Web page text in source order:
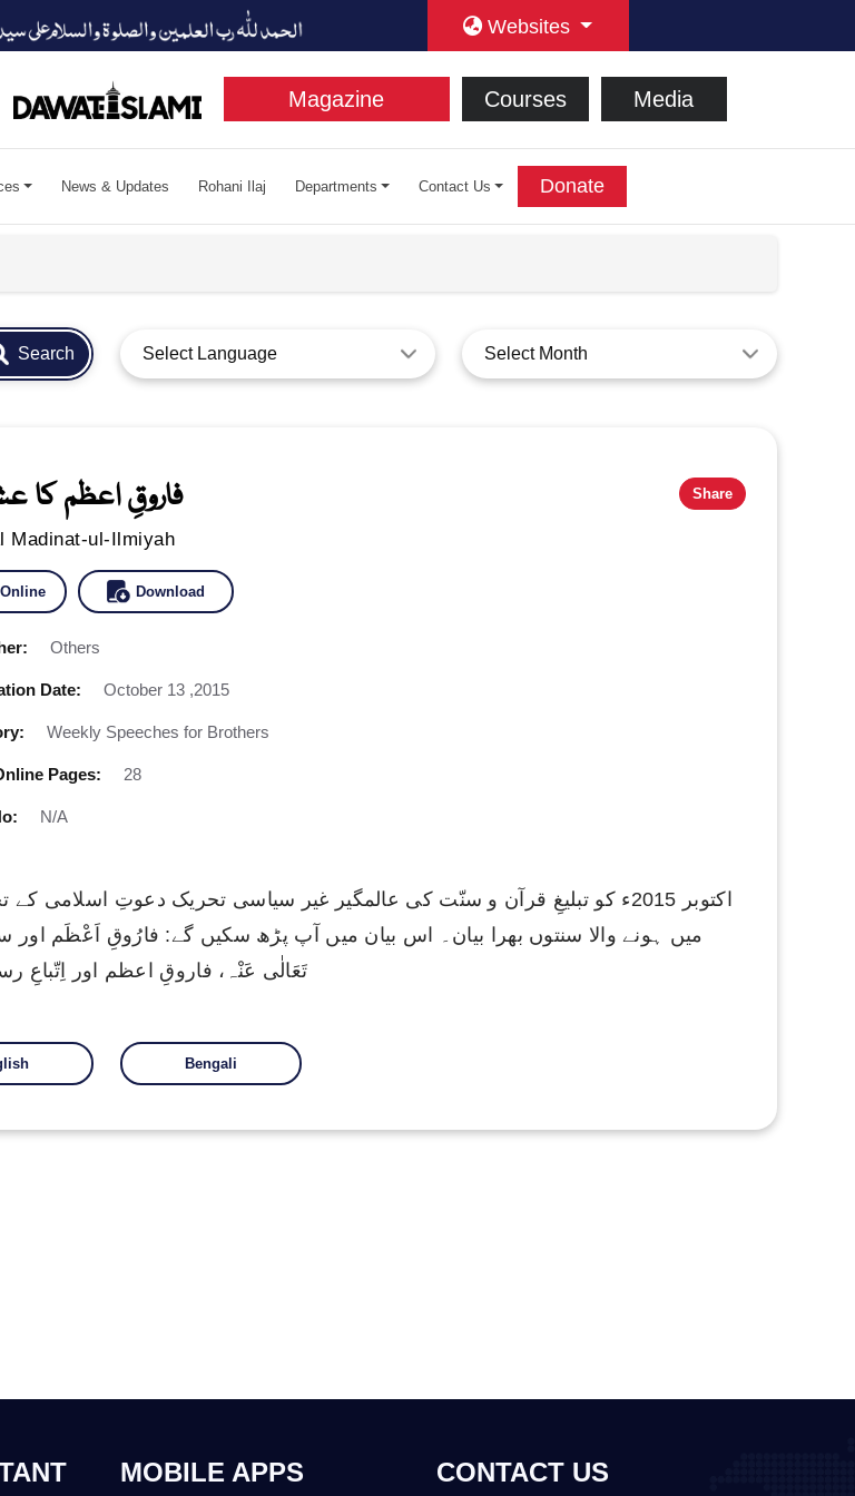
Websites
Magazine Courses Media
News & Updates Rohani Ilaj Departments Contact Us Donate
Search Select Language Select Month
فاروقِ اعظم کا Share
Madinat-ul-Ilmiyah
Download
Others
Date: October 13 ,2015
Weekly Speeches for Brothers
Pages: 28
N/A
میں ہونے والا سنتوں بھرا بیان۔ اس بیان میں آپ پڑھ سکیں گے: فارُوقِ اَعْظَم
تَعَالٰی عَنْہ، فاروقِ اعظم اور اِتّباعِ
Bengali
MOBILE APPS CONTACT US